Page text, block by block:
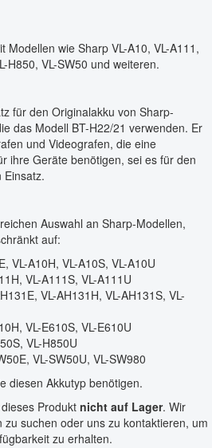
Modellen wie Sharp VL-A10, VL-A111,
H850, VL-SW50 und weiteren.
für den Originalakku von Sharp-
das Modell BT-H22/21 verwenden. Er
und Videografen, die eine
ihre Geräte benötigen, sei es für den
Einsatz.
Auswahl an Sharp-Modellen,
auf:
VL-A10H, VL-A10S, VL-A10U
VL-A111S, VL-A111U
VL-AH131H, VL-AH131S, VL-
VL-E610S, VL-E610U
VL-H850U
VL-SW50U, VL-SW980
diesen Akkutyp benötigen.
Produktnicht auf Lager. Wir
suchen oder uns zu kontaktieren, um
zu erhalten.